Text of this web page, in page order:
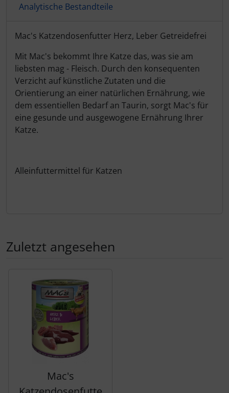
Analytische Bestandteile
Produktbeschreibung
Mac's Katzendosenfutter Herz, Leber Getreidefrei
Mit Mac's bekommt Ihre Katze das, was sie am
liebsten mag - Fleisch. Durch den konsequenten
Verzicht auf künstliche Zutaten und die
Orientierung an einer natürlichen Ernährung, wie
dem essentiellen Bedarf an Taurin, sorgt Mac's für
eine gesunde und ausgewogene Ernährung Ihrer
Katze.
Alleinfuttermittel für Katzen
Zuletzt angesehen
Mac's